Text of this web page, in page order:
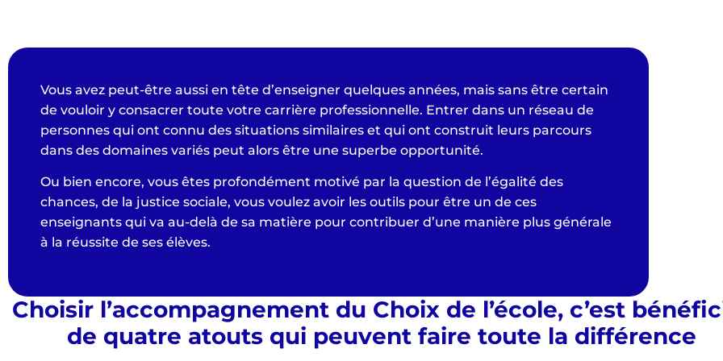
Vous avez peut-être aussi en tête d’enseigner quelques années, mais sans être certain
de vouloir y consacrer toute votre carrière professionnelle. Entrer dans un réseau de
personnes qui ont connu des situations similaires et qui ont construit leurs parcours
dans des domaines variés peut alors être une superbe opportunité.
Ou bien encore, vous êtes profondément motivé par la question de l’égalité des
chances, de la justice sociale, vous voulez avoir les outils pour être un de ces
enseignants qui va au-delà de sa matière pour contribuer d’une manière plus générale
à la réussite de ses élèves.
Choisir l’accompagnement du Choix de l’école, c’est
de quatre atouts qui peuvent faire toute la différence